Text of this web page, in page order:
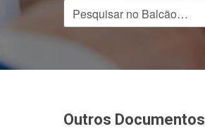
Pesquisar no Balcão
Outros Documentos